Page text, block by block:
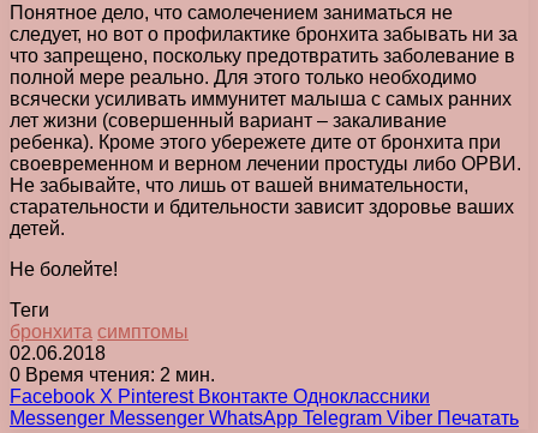
Понятное дело, что самолечением заниматься не
следует, но вот о профилактике бронхита забывать ни за
что запрещено, поскольку предотвратить заболевание в
полной мере реально. Для этого только необходимо
всячески усиливать иммунитет малыша с самых ранних
лет жизни (совершенный вариант – закаливание
ребенка). Кроме этого убережете дите от бронхита при
своевременном и верном лечении простуды либо ОРВИ.
Не забывайте, что лишь от вашей внимательности,
старательности и бдительности зависит здоровье ваших
детей.
Не болейте!
Теги
бронхита симптомы
02.06.2018
0 Время чтения: 2 мин.
Facebook X Pinterest Вконтакте Одноклассники
Messenger Messenger WhatsApp Telegram Viber Печатать